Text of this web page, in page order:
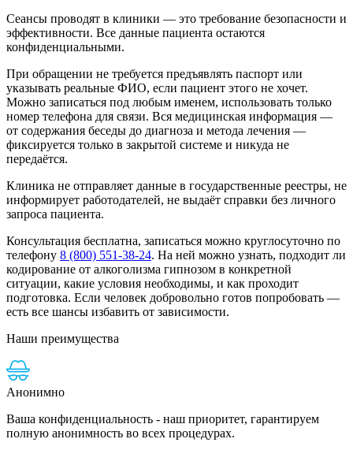
Сеансы проводят в клиники — это требование безопасности и
эффективности. Все данные пациента остаются
конфиденциальными.
При обращении не требуется предъявлять паспорт или
указывать реальные ФИО, если пациент этого не хочет.
Можно записаться под любым именем, использовать только
номер телефона для связи. Вся медицинская информация —
от содержания беседы до диагноза и метода лечения —
фиксируется только в закрытой системе и никуда не
передаётся.
Клиника не отправляет данные в государственные реестры, не
информирует работодателей, не выдаёт справки без личного
запроса пациента.
Консультация бесплатна, записаться можно круглосуточно по
телефону 8 (800) 551-38-24. На ней можно узнать, подходит ли
кодирование от алкоголизма гипнозом в конкретной
ситуации, какие условия необходимы, и как проходит
подготовка. Если человек добровольно готов попробовать —
есть все шансы избавить от зависимости.
Наши преимущества
Анонимно
Ваша конфиденциальность - наш приоритет, гарантируем
полную анонимность во всех процедурах.